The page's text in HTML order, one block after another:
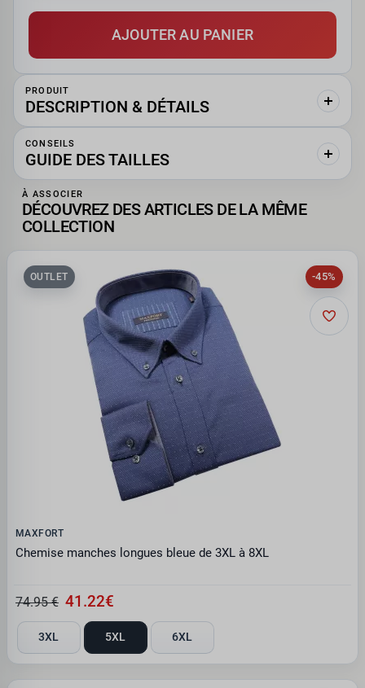
AJOUTER AU PANIER
PRODUIT
DESCRIPTION & DÉTAILS
CONSEILS
GUIDE DES TAILLES
À ASSOCIER
DÉCOUVREZ DES ARTICLES DE LA MÊME
COLLECTION
-45%
OUTLET
MAXFORT
Chemise manches longues bleue de 3XL à 8XL
74.95 € 41.22€
3XL 5XL 6XL